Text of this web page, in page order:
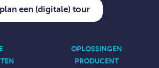
plan een (digitale) tour
OPLOSSINGEN
PRODUCENT